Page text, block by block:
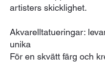
artisters skicklighet.
Akvarelltatueringar:
unika
För en skvätt färg och